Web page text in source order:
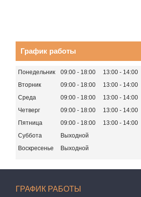
График работы
Понедельник 09:00 18:00 13:00
14:00
Вторник
09:00 18:00 13:00
14:00
Среда
09:00 18:00 13:00
14:00
Четверг
09:00 18:00 13:00
14:00
Пятница
09:00 18:00 13:00
14:00
Суббота
Выходной
Воскресенье
Выходной
ГРАФИК РАБОТЫ